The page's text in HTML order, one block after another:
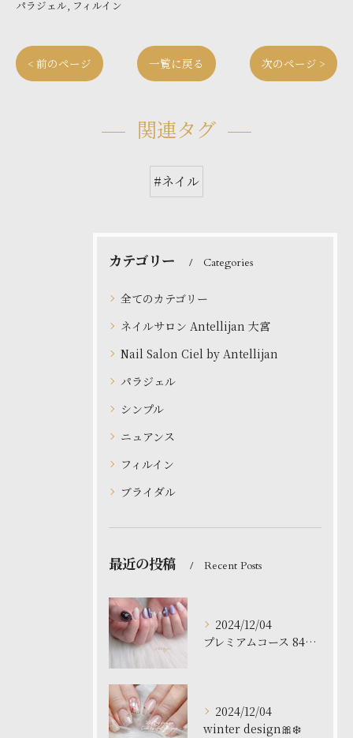
パラジェル フィルイン
< 前のページ 一覧に戻る 次のページ >
関連タグ
#ネイル
カテゴリー Categories
全てのカテゴリー
ネイルサロン Antellijan 大宮
Nail Salon Ciel by Antellijan
パラジェル
シンプル
ニュアンス
フィルイン
ブライダル
最近の投稿 Recent Posts
2024/12/04
プレミアムコース 8480円
2024/12/04
winter design🎀❄️